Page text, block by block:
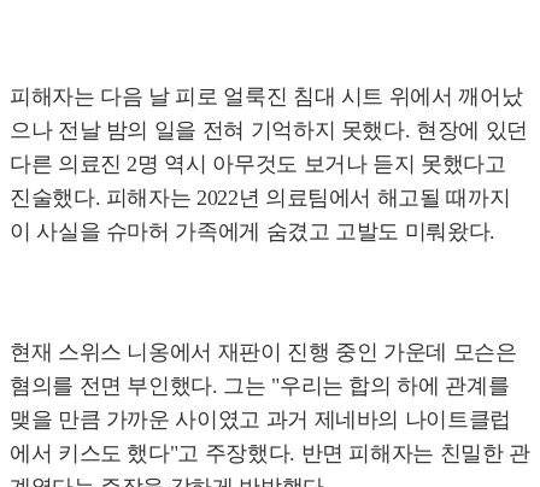
피해자는 다음 날 피로 얼룩진 침대 시트 위에서 깨어났
으나 전날 밤의 일을 전혀 기억하지 못했다. 현장에 있던
다른 의료진 2명 역시 아무것도 보거나 듣지 못했다고
진술했다. 피해자는 2022년 의료팀에서 해고될 때까지
이 사실을 슈마허 가족에게 숨겼고 고발도 미뤄왔다.
현재 스위스 니옹에서 재판이 진행 중인 가운데 모슨은
혐의를 전면 부인했다. 그는 "우리는 합의 하에 관계를
맺을 만큼 가까운 사이였고 과거 제네바의 나이트클럽
에서 키스도 했다"고 주장했다. 반면 피해자는 친밀한 관